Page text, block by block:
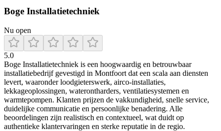
Boge Installatietechniek
Nu open
5.0
Boge Installatietechniek is een hoogwaardig en betrouwbaar
installatiebedrijf gevestigd in Montfoort dat een scala aan diensten
levert, waaronder loodgieterswerk, airco‑installaties,
lekkageoplossingen, waterontharders, ventilatiesystemen en
warmtepompen. Klanten prijzen de vakkundigheid, snelle service,
duidelijke communicatie en persoonlijke benadering. Alle
beoordelingen zijn realistisch en contextueel, wat duidt op
authentieke klantervaringen en sterke reputatie in de regio.